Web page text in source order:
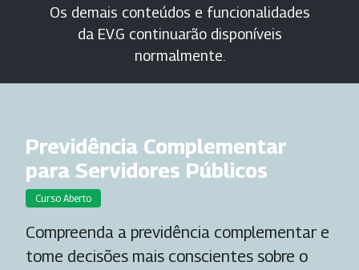
Os demais conteúdos e funcionalidades
da EV.G continuarão disponíveis
normalmente.
Previdência Complementar
para Servidores Públicos
Curso Aberto
Compreenda a previdência complementar e
tome decisões mais conscientes sobre o